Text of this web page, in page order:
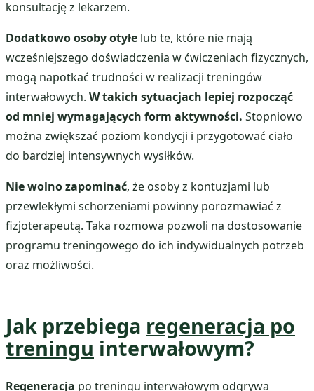
konsultację z lekarzem.
Dodatkowo osoby otyłe lub te, które nie mają
wcześniejszego doświadczenia w ćwiczeniach fizycznych,
mogą napotkać trudności w realizacji treningów
interwałowych. W takich sytuacjach lepiej rozpocząć
od mniej wymagających form aktywności. Stopniowo
można zwiększać poziom kondycji i przygotować ciało
do bardziej intensywnych wysiłków.
Nie wolno zapominać, że osoby z kontuzjami lub
przewlekłymi schorzeniami powinny porozmawiać z
fizjoterapeutą. Taka rozmowa pozwoli na dostosowanie
programu treningowego do ich indywidualnych potrzeb
oraz możliwości.
Jak przebiega regeneracja po
treningu interwałowym?
Regeneracja po treningu interwałowym odgrywa